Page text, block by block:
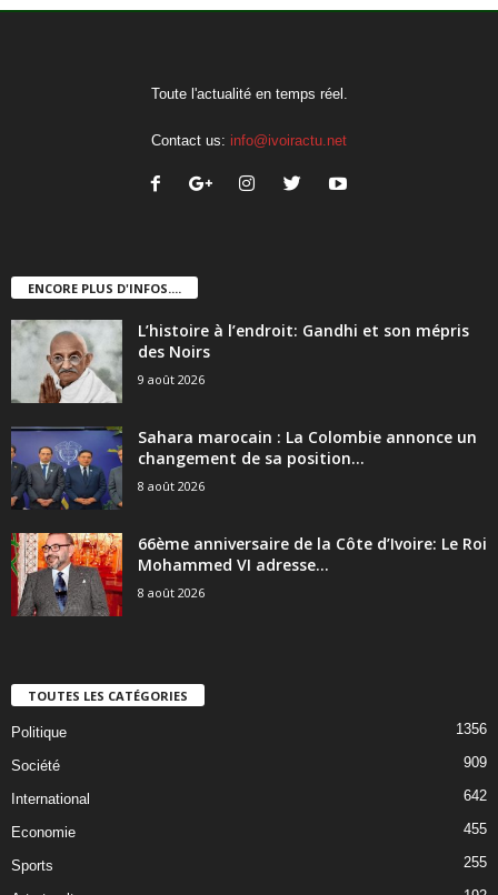
Toute l'actualité en temps réel.
Contact us: info@ivoiractu.net
ENCORE PLUS D'INFOS....
L’histoire à l’endroit: Gandhi et son mépris
des Noirs
9 août 2026
Sahara marocain : La Colombie annonce un
changement de sa position...
8 août 2026
66ème anniversaire de la Côte d’Ivoire: Le Roi
Mohammed VI adresse...
8 août 2026
TOUTES LES CATÉGORIES
Politique 1356
Société 909
International 642
Economie 455
Sports 255